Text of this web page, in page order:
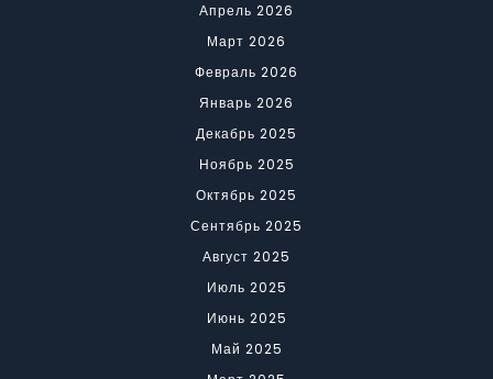
Апрель 2026
Март 2026
Февраль 2026
Январь 2026
Декабрь 2025
Ноябрь 2025
Октябрь 2025
Сентябрь 2025
Август 2025
Июль 2025
Июнь 2025
Май 2025